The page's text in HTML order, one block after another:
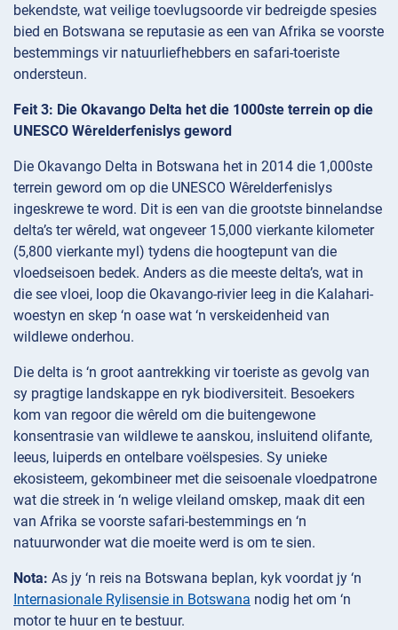
bekendste, wat veilige toevlugsoorde vir bedreigde spesies
bied en Botswana se reputasie as een van Afrika se voorste
bestemmings vir natuurliefhebbers en safari-toeriste
ondersteun.
Feit 3: Die Okavango Delta het die 1000ste terrein op die
UNESCO Wêrelderfenislys geword
Die Okavango Delta in Botswana het in 2014 die 1,000ste
terrein geword om op die UNESCO Wêrelderfenislys
ingeskrewe te word. Dit is een van die grootste binnelandse
delta’s ter wêreld, wat ongeveer 15,000 vierkante kilometer
(5,800 vierkante myl) tydens die hoogtepunt van die
vloedseisoen bedek. Anders as die meeste delta’s, wat in
die see vloei, loop die Okavango-rivier leeg in die Kalahari-
woestyn en skep ‘n oase wat ‘n verskeidenheid van
wildlewe onderhou.
Die delta is ‘n groot aantrekking vir toeriste as gevolg van
sy pragtige landskappe en ryk biodiversiteit. Besoekers
kom van regoor die wêreld om die buitengewone
konsentrasie van wildlewe te aanskou, insluitend olifante,
leeus, luiperds en ontelbare voëlspesies. Sy unieke
ekosisteem, gekombineer met die seisoenale vloedpatrone
wat die streek in ‘n welige vleiland omskep, maak dit een
van Afrika se voorste safari-bestemmings en ‘n
natuurwonder wat die moeite werd is om te sien.
Nota: As jy ‘n reis na Botswana beplan, kyk voordat jy ‘n
Internasionale Rylisensie in Botswana nodig het om ‘n
motor te huur en te bestuur.